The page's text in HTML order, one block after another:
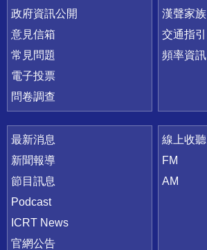
政府資訊公開
意見信箱
常見問題
電子投票
問卷調查
漢聲家族
交通指引
頻率資訊
最新消息
新聞報導
節目訊息
Podcast
ICRT News
官網公告
線上收聽
FM
AM